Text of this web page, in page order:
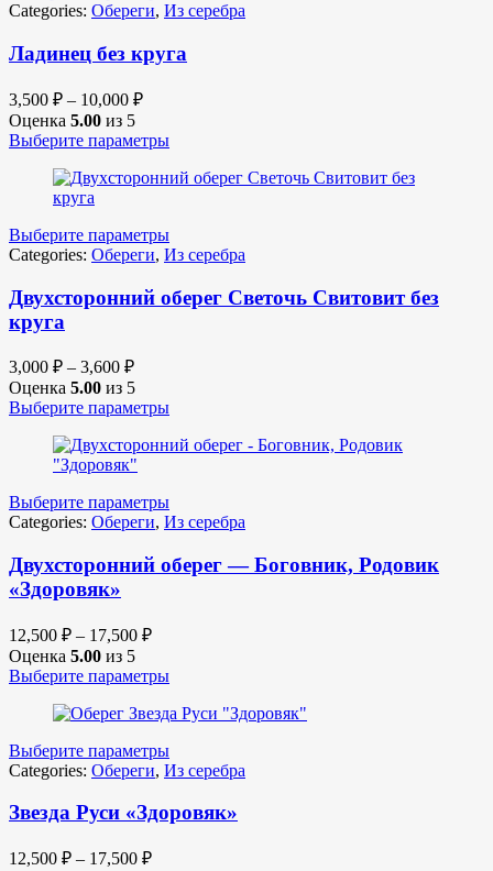
Categories: Обереги, Из серебра
Ладинец без круга
3,500 ₽ – 10,000 ₽
Оценка 5.00 из 5
Выберите параметры
Выберите параметры
Categories: Обереги, Из серебра
Двухсторонний оберег Светочь Свитовит без
круга
3,000 ₽ – 3,600 ₽
Оценка 5.00 из 5
Выберите параметры
Выберите параметры
Categories: Обереги, Из серебра
Двухсторонний оберег — Боговник, Родовик
«Здоровяк»
12,500 ₽ – 17,500 ₽
Оценка 5.00 из 5
Выберите параметры
Выберите параметры
Categories: Обереги, Из серебра
Звезда Руси «Здоровяк»
12,500 ₽ – 17,500 ₽